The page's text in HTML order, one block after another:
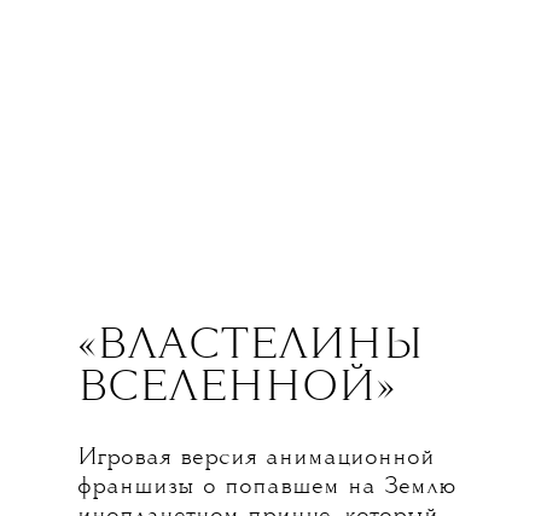
«ВЛАСТЕЛИНЫ
ВСЕЛЕННОЙ»
Игровая версия анимационной
франшизы о попавшем на Землю